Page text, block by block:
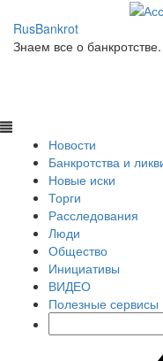
RusBankrot
Знаем все о банкротстве.
Новости
Банкротства и
Новые иски
Торги
Расследования
Люди
Общество
Инициативы
ВИДЕО
Полезные сервисы